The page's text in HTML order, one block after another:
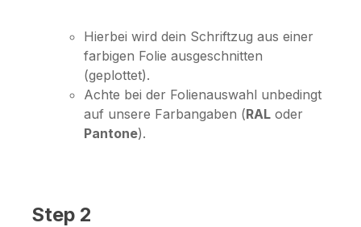
Hierbei wird dein Schriftzug aus einer
farbigen Folie ausgeschnitten
(geplottet).
Achte bei der Folienauswahl unbedingt
auf unsere Farbangaben (RAL oder
Pantone).
Step 2